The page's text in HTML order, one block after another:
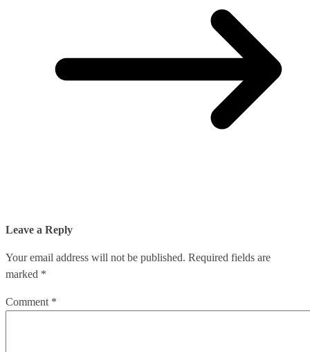
Leave a Reply
Your email address will not be published. Required fields are
marked *
Comment *